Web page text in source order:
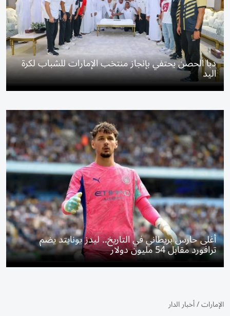
دبا الحصن يحتفي بإنجاز منتخب الإمارات للشباب لكرة
اليد
أغلى حارس بريطاني في التاريخ.. ليدز يونايتد يضم
ترافورد مقابل 54 مليون دولار
الإمارات/أخبار الدار